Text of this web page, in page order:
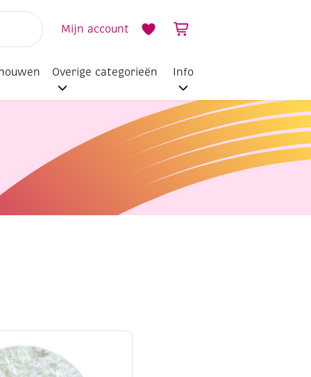
Mijn account
Overige categorieën Info